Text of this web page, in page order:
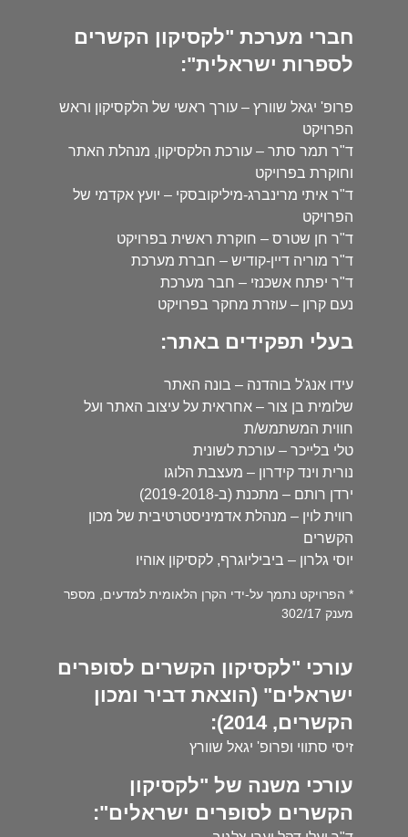
חברי מערכת "לקסיקון הקשרים
לספרות ישראלית":
פרופ' יגאל שוורץ – עורך ראשי של הלקסיקון וראש
הפרויקט
ד"ר תמר סתר – עורכת הלקסיקון, מנהלת האתר
וחוקרת בפרויקט
ד"ר איתי מרינברג-מיליקובסקי – יועץ אקדמי של
הפרויקט
ד"ר חן שטרס – חוקרת ראשית בפרויקט
ד"ר מוריה דיין-קודיש – חברת מערכת
ד"ר יפתח אשכנזי – חבר מערכת
נעם קרון – עוזרת מחקר בפרויקט
בעלי תפקידים באתר:
עידו אנג'ל בוהדנה – בונה האתר
שלומית בן צור – אחראית על עיצוב האתר ועל
חווית המשתמש/ת
טלי בלייכר – עורכת לשונית
נורית וינד קידרון – מעצבת הלוגו
ירדן רותם – מתכנת (ב-2019-2018)
רווית לוין – מנהלת אדמיניסטרטיבית של מכון
הקשרים
יוסי גלרון – ביביליוגרף, לקסיקון אוהיו
* הפרויקט נתמך על-ידי הקרן הלאומית למדעים, מספר
מענק 302/17
עורכי "לקסיקון הקשרים לסופרים
ישראלים" (הוצאת דביר ומכון
הקשרים, 2014):
זיסי סתווי ופרופ' יגאל שוורץ
עורכי משנה של "לקסיקון
הקשרים לסופרים ישראלים":